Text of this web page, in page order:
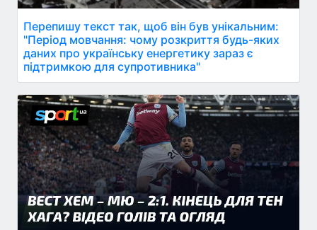
Перепишу текст так, щоб він був унікальним:
"Період мовчання: чому розкриття будь-яких
даних про українську енергетику зараз є
підтримкою для супротивника"